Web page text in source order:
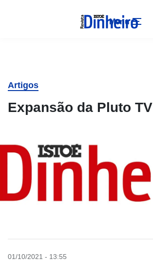
Menu
Artigos
Expansão da Pluto TV
01/10/2021 - 13:55